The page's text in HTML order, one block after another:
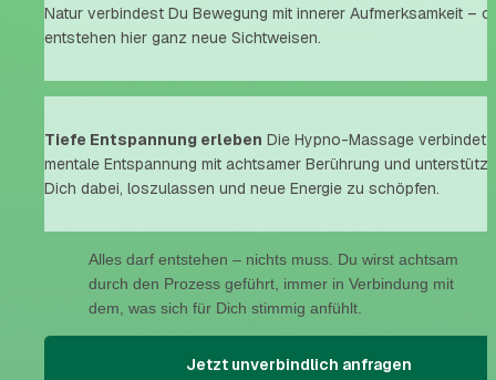
Natur verbindest Du Bewegung mit innerer Aufmerksamkeit –
entstehen hier ganz neue Sichtweisen.
Tiefe Entspannung erleben Die Hypno-Massage verbindet
mentale Entspannung mit achtsamer Berührung und unterstützt
Dich dabei, loszulassen und neue Energie zu schöpfen.
Alles darf entstehen – nichts muss. Du wirst achtsam
durch den Prozess geführt, immer in Verbindung mit
dem, was sich für Dich stimmig anfühlt.
Jetzt unverbindlich anfragen